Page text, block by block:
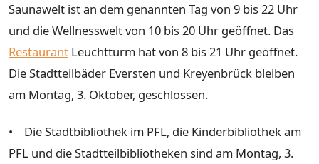
Saunawelt ist an dem genannten Tag von 9 bis 22 Uhr
und die Wellnesswelt von 10 bis 20 Uhr geöffnet. Das
Restaurant Leuchtturm hat von 8 bis 21 Uhr geöffnet.
Die Stadtteilbäder Eversten und Kreyenbrück bleiben
am Montag, 3. Oktober, geschlossen.
• Die Stadtbibliothek im PFL, die Kinderbibliothek am
PFL und die Stadtteilbibliotheken sind am Montag, 3.